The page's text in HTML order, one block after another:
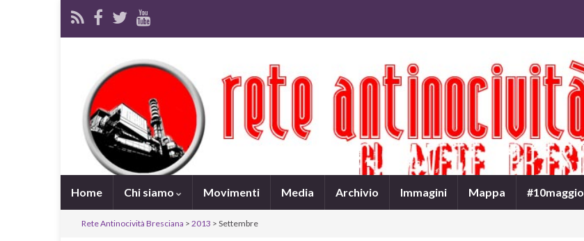
Home Chi siamo Movimenti Media Archivio Immagini Mappa #10maggio
Rete Antinocività Bresciana > 2013 > Settembre